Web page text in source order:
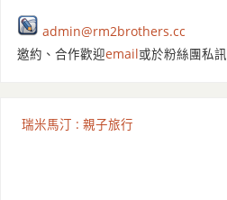
admin@rm2brothers.cc
邀約、合作歡迎email或於粉絲團私訊
瑞米馬汀 : 親子旅行